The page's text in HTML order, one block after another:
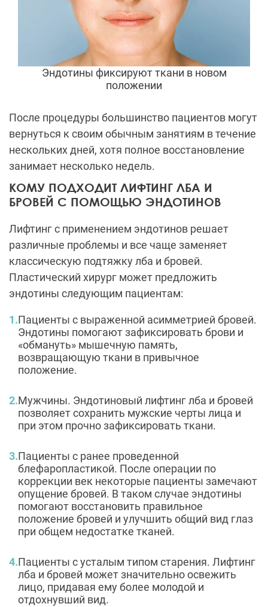
Эндотины фиксируют ткани в новом
положении
После процедуры большинство пациентов могут
вернуться к своим обычным занятиям в течение
нескольких дней, хотя полное восстановление
занимает несколько недель.
КОМУ ПОДХОДИТ ЛИФТИНГ ЛБА И
БРОВЕЙ С ПОМОЩЬЮ ЭНДОТИНОВ
Лифтинг с применением эндотинов решает
различные проблемы и все чаще заменяет
классическую подтяжку лба и бровей.
Пластический хирург может предложить
эндотины следующим пациентам:
Пациенты с выраженной асимметрией бровей.
Эндотины помогают зафиксировать брови и
«обмануть» мышечную память,
возвращающую ткани в привычное
положение.
Мужчины. Эндотиновый лифтинг лба и бровей
позволяет сохранить мужские черты лица и
при этом прочно зафиксировать ткани.
Пациенты с ранее проведенной
блефаропластикой. После операции по
коррекции век некоторые пациенты замечают
опущение бровей. В таком случае эндотины
помогают восстановить правильное
положение бровей и улучшить общий вид глаз
при общем недостатке тканей.
Пациенты с усталым типом старения. Лифтинг
лба и бровей может значительно освежить
лицо, придавая ему более молодой и
отдохнувший вид.